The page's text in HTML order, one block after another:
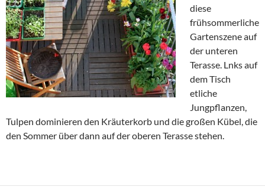
diese
frühsommerliche
Gartenszene auf
der unteren
Terasse. Lnks auf
dem Tisch
etliche
Jungpflanzen,
Tulpen dominieren den Kräuterkorb und die großen Kübel, die
den Sommer über dann auf der oberen Terasse stehen.